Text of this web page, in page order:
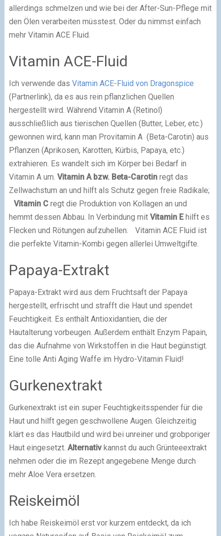
allerdings schmelzen und wie bei der After-Sun-Pflege mit
den Ölen verarbeiten müsstest. Oder du nimmst einfach
mehr Vitamin ACE Fluid.
Vitamin ACE-Fluid
Ich verwende das Vitamin ACE-Fluid von Dragonspice
(Partnerlink), da es aus rein pflanzlichen Quellen
hergestellt wird. Während Vitamin A (Retinol)
ausschließlich aus tierischen Quellen (Butter, Leber, etc.)
gewonnen wird, kann man Provitamin A (Beta-Carotin) aus
Pflanzen (Aprikosen, Karotten, Kürbis, Papaya, etc.)
extrahieren. Es wandelt sich im Körper bei Bedarf in
Vitamin A um. Vitamin A bzw. Beta-Carotinregt das
Zellwachstum an und hilft als Schutz gegen freie Radikale;
Vitamin Cregt die Produktion von Kollagen an und
hemmt dessen Abbau. In Verbindung mit Vitamin Ehilft es
Flecken und Rötungen aufzuhellen. Vitamin ACE Fluid ist
die perfekte Vitamin-Kombi gegen allerlei Umweltgifte.
Papaya-Extrakt
Papaya-Extrakt wird aus dem Fruchtsaft der Papaya
hergestellt, erfrischt und strafft die Haut und spendet
Feuchtigkeit. Es enthält Antioxidantien, die der
Hautalterung vorbeugen. Außerdem enthält Enzym Papain,
das die Aufnahme von Wirkstoffen in die Haut begünstigt.
Eine tolle Anti Aging Waffe im Hydro-Vitamin Fluid!
Gurkenextrakt
Gurkenextrakt ist ein super Feuchtigkeitsspender für die
Haut und hilft gegen geschwollene Augen. Gleichzeitig
klärt es das Hautbild und wird bei unreiner und grobporiger
Haut eingesetzt. Alternativkannst du auch Grünteeextrakt
nehmen oder die im Rezept angegebene Menge durch
mehr Aloe Vera ersetzen.
Reiskeimöl
Ich habe Reiskeimöl erst vor kurzem entdeckt, da ich